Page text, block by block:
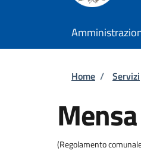
Home / Servizi
(Regolamento